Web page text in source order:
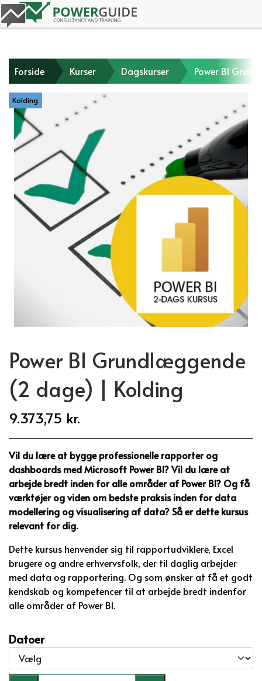
Forside Kurser Dagskurser Power BI
Kolding
Power BI Grundlæggende
(2 dage) | Kolding
9.373,75 kr.
Vil du lære at bygge professionelle rapporter og
dashboards med Microsoft Power BI? Vil du lære at
arbejde bredt inden for alle områder af Power BI? Og få
værktøjer og viden om bedste praksis inden for data
modellering og visualisering af data? Så er dette kursus
relevant for dig.
Dette kursus henvender sig til rapportudviklere, Excel
brugere og andre erhvervsfolk, der til daglig arbejder
med data og rapportering. Og som ønsker at få et godt
kendskab og kompetencer til at arbejde bredt indenfor
alle områder af Power BI.
Datoer